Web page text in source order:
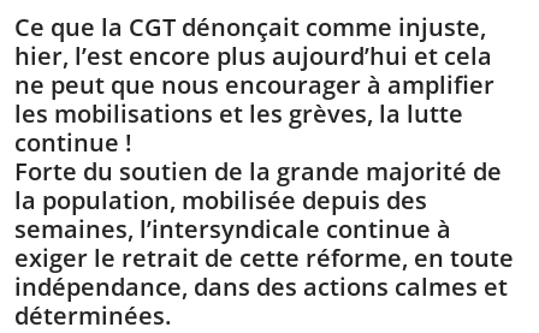
Ce que la CGT dénonçait comme injuste,
hier, l’est encore plus aujourd’hui et cela
ne peut que nous encourager à amplifier
les mobilisations et les grèves, la lutte
continue !
Forte du soutien de la grande majorité de
la population, mobilisée depuis des
semaines, l’intersyndicale continue à
exiger le retrait de cette réforme, en toute
indépendance, dans des actions calmes et
déterminées.